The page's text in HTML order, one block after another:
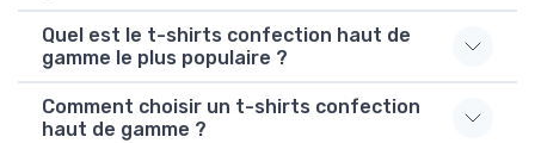
Quel est le t-shirts confection haut de
gamme le plus populaire ?
Comment choisir un t-shirts confection
haut de gamme ?